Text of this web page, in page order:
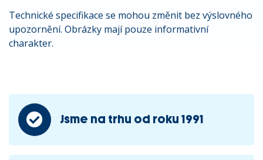
Technické specifikace se mohou změnit bez výslovného
upozornění. Obrázky mají pouze informativní
charakter.
Jsme na trhu od roku 1991